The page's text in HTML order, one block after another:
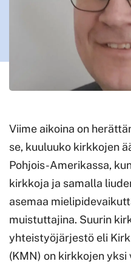
Viime aikoina on
se, kuuluuko kirkkojen
Pohjois-Amerikassa,
kirkkoja ja samalla
asemaa
muistuttajina. Suurin
yhteistyöjärjestö eli
(KMN) on kirkkojen